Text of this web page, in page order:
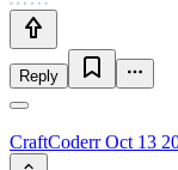
Reply
CraftCoderrOct 13